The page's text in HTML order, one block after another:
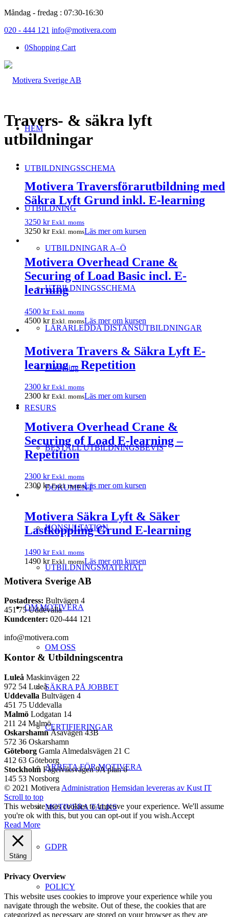
Måndag - fredag : 07:30-16:30
020 - 444 121 info@motivera.com
0Shopping Cart
HEM
UTBILDNINGSSCHEMA
UTBILDNING
UTBILDNINGAR A–Ö
UTBILDNINGSSCHEMA
LÄRARLEDDA DISTANSUTBILDNINGAR
E-learning
RESURS
BESTÄLL UTBILDNINGSBEVIS
DOKUMENT
KONSULTATION
UTBILDNINGSMATERIAL
OM MOTIVERA
OM OSS
SÄKRA PÅ JOBBET
CERTIFIERINGAR
ARBETA FÖR MOTIVERA
MOTIVERA TALKS
GDPR
POLICY
Travers- & säkra lyft
utbildningar
Motivera Traversförarutbildning med
Säkra Lyft Grund inkl. E-learning
3250 kr Exkl. moms
3250 kr Exkl. momsLäs mer om kursen
Motivera Overhead Crane &
Securing of Load Basic incl. E-
learning
4500 kr Exkl. moms
4500 kr Exkl. momsLäs mer om kursen
Motivera Travers & Säkra Lyft E-
learning – Repetition
2300 kr Exkl. moms
2300 kr Exkl. momsLäs mer om kursen
Motivera Overhead Crane &
Securing of Load E-learning –
Repetition
2300 kr Exkl. moms
2300 kr Exkl. momsLäs mer om kursen
Motivera Säkra Lyft & Säker
Lastkoppling Grund E-learning
1490 kr Exkl. moms
1490 kr Exkl. momsLäs mer om kursen
Motivera Sverige AB
Postadress: Bultvägen 4
451 75 Uddevalla
Kundcenter: 020-444 121
info@motivera.com
Kontor & Utbildningscentra
Luleå Maskinvägen 22
972 54 Luleå
Uddevalla Bultvägen 4
451 75 Uddevalla
Malmö Lodgatan 14
211 24 Malmö
OskarshamnÅsavägen 43B
572 36 Oskarshamn
Göteborg Gamla Almedalsvägen 21 C
412 63 Göteborg
Stockholm Fågelviksvägen 9A plan 6
145 53 Norsborg
© 2021 Motivera Administration Hemsidan levereras av Kust IT
Scroll to top
This website uses cookies to improve your experience. We'll assume
you're ok with this, but you can opt-out if you wish.Accept
Read More
Stäng
Privacy Overview
This website uses cookies to improve your experience while you
navigate through the website. Out of these, the cookies that are
categorized as necessary are stored on your browser as they are